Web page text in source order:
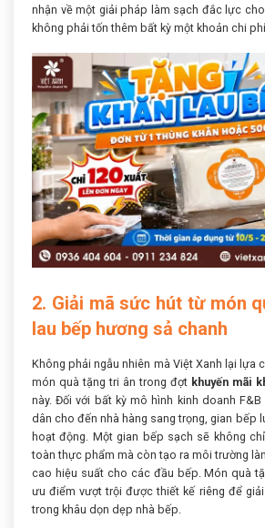
nhận về một giải pháp làm sạch đắc lực
không phải tốn thêm bất kỳ một khoản chi
2. Giải mã sức hút từ món
lau bếp hương sả chanh
Không phải ngẫu nhiên mà Việt Xanh lại lựa
món quà tặng tri ân trong đợt khuyến mãi
này. Đối với bất kỳ mô hình kinh doanh
dân cho đến nhà hàng sang trọng, gian bếp
hoạt động. Một gian bếp sạch sẽ không
toàn thực phẩm mà còn tạo ra môi trường
cao hiệu suất cho các đầu bếp. Món quà
ưu điểm vượt trội được thiết kế riêng để
trong khâu dọn dẹp nhà bếp.